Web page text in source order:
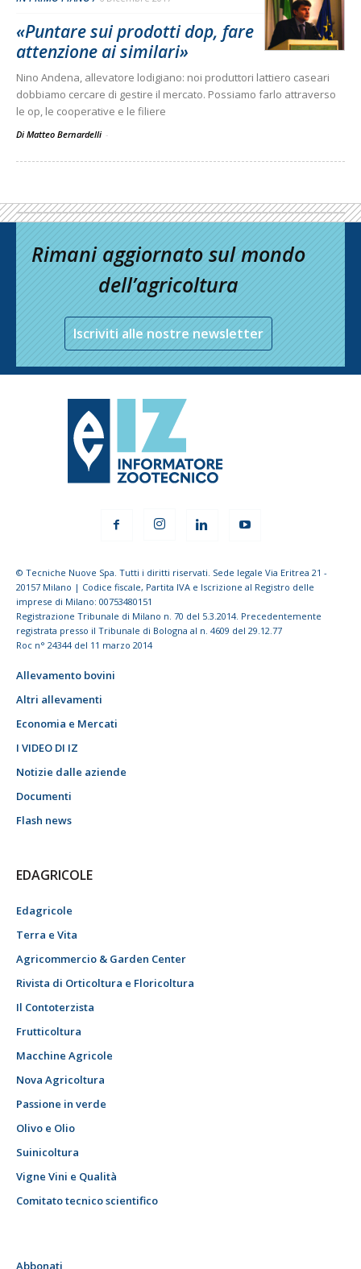
«Puntare sui prodotti dop, fare
attenzione ai similari»
Nino Andena, allevatore lodigiano: noi produttori lattiero caseari
dobbiamo cercare di gestire il mercato. Possiamo farlo attraverso
le op, le cooperative e le filiere
Di Matteo Bernardelli -
Rimani aggiornato sul mondo
dell’agricoltura
Iscriviti alle nostre newsletter
© Tecniche Nuove Spa. Tutti i diritti riservati. Sede legale Via Eritrea 21 -
20157 Milano | Codice fiscale, Partita IVA e Iscrizione al Registro delle
imprese di Milano: 00753480151
Registrazione Tribunale di Milano n. 70 del 5.3.2014. Precedentemente
registrata presso il Tribunale di Bologna al n. 4609 del 29.12.77
Roc n° 24344 del 11 marzo 2014
Allevamento bovini
Altri allevamenti
Economia e Mercati
I VIDEO DI IZ
Notizie dalle aziende
Documenti
Flash news
EDAGRICOLE
Edagricole
Terra e Vita
Agricommercio & Garden Center
Rivista di Orticoltura e Floricoltura
Il Contoterzista
Frutticoltura
Macchine Agricole
Nova Agricoltura
Passione in verde
Olivo e Olio
Suinicoltura
Vigne Vini e Qualità
Comitato tecnico scientifico
Abbonati